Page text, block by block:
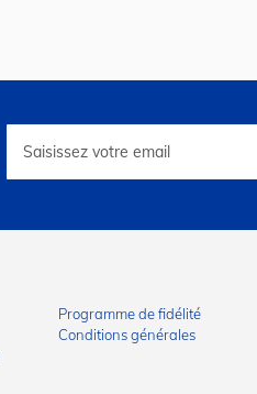
lettre
Programme de fidélité
Conditions générales